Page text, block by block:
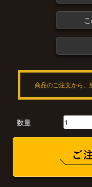
商品のご注文から、
数量